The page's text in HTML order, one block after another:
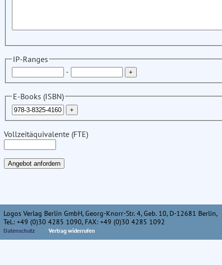
IP-Ranges
-
E-Books (ISBN)
Vollzeitäquivalente (FTE)
Logos Verlag Berlin GmbH, Georg-Knorr-Str. 4, Geb. 10, D-12681 Berlin,
Tel.: +49 (0)30 4285 1090, FAX: +49 (0)30 4285 1092
Datenschutz Vertrag widerrufen